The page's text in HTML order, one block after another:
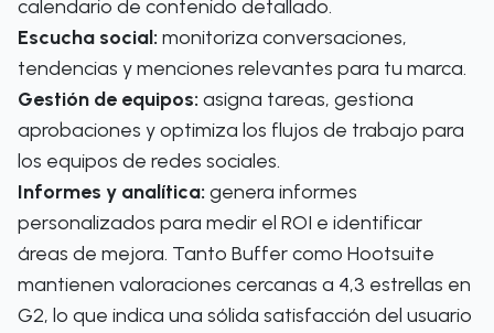
calendario de contenido detallado.
Escucha social: monitoriza conversaciones,
tendencias y menciones relevantes para tu marca.
Gestión de equipos: asigna tareas, gestiona
aprobaciones y optimiza los flujos de trabajo para
los equipos de redes sociales.
Informes y analítica: genera informes
personalizados para medir el ROI e identificar
áreas de mejora. Tanto Buffer como Hootsuite
mantienen valoraciones cercanas a 4,3 estrellas en
G2, lo que indica una sólida satisfacción del usuario